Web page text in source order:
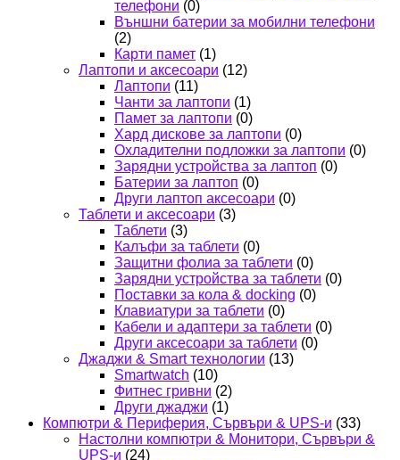
телефони (0)
Външни батерии за мобилни телефони
(2)
Карти памет (1)
Лаптопи и аксесоари (12)
Лаптопи (11)
Чанти за лаптопи (1)
Памет за лаптопи (0)
Хард дискове за лаптопи (0)
Охладителни подложки за лаптопи (0)
Зарядни устройства за лаптоп (0)
Батерии за лаптоп (0)
Други лаптоп аксесоари (0)
Таблети и аксесоари (3)
Таблети (3)
Калъфи за таблети (0)
Защитни фолиа за таблети (0)
Зарядни устройства за таблети (0)
Поставки за кола & docking (0)
Клавиатури за таблети (0)
Кабели и адаптери за таблети (0)
Други аксесоари за таблети (0)
Джаджи & Smart технологии (13)
Smartwatch (10)
Фитнес гривни (2)
Други джаджи (1)
Компютри & Периферия, Сървъри & UPS-и (33)
Настолни компютри & Монитори, Сървъри &
UPS-и (24)